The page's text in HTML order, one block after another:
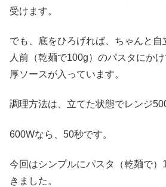
受けます。
でも、底をひろげれば、ちゃんと
人前（乾麺で100g）のパスタにか
厚ソースが入っています。
調理方法は、立てた状態でレンジ
600Wなら、50秒です。
今回はシンプルにパスタ（乾麺で
きました。